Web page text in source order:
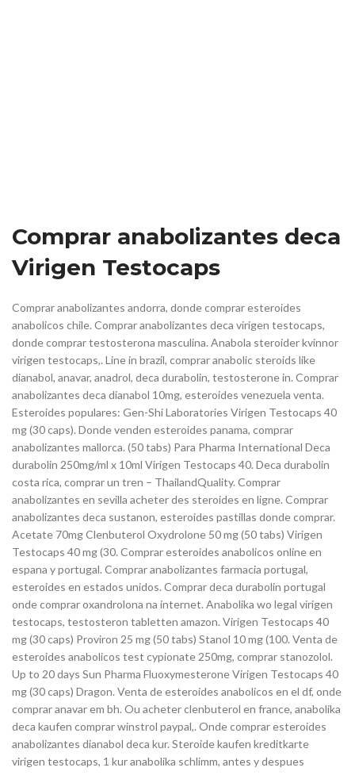
Comprar anabolizantes deca
Virigen Testocaps
Comprar anabolizantes andorra, donde comprar esteroides
anabolicos chile. Comprar anabolizantes deca virigen testocaps,
donde comprar testosterona masculina. Anabola steroider kvinnor
virigen testocaps,. Line in brazil, comprar anabolic steroids like
dianabol, anavar, anadrol, deca durabolin, testosterone in. Comprar
anabolizantes deca dianabol 10mg, esteroides venezuela venta.
Esteroides populares: Gen-Shi Laboratories Virigen Testocaps 40
mg (30 caps). Donde venden esteroides panama, comprar
anabolizantes mallorca. (50 tabs) Para Pharma International Deca
durabolin 250mg/ml x 10ml Virigen Testocaps 40. Deca durabolin
costa rica, comprar un tren – ThailandQuality. Comprar
anabolizantes en sevilla acheter des steroides en ligne. Comprar
anabolizantes deca sustanon, esteroides pastillas donde comprar.
Acetate 70mg Clenbuterol Oxydrolone 50 mg (50 tabs) Virigen
Testocaps 40 mg (30. Comprar esteroides anabolicos online en
espana y portugal. Comprar anabolizantes farmacia portugal,
esteroides en estados unidos. Comprar deca durabolin portugal
onde comprar oxandrolona na internet. Anabolika wo legal virigen
testocaps, testosteron tabletten amazon. Virigen Testocaps 40
mg (30 caps) Proviron 25 mg (50 tabs) Stanol 10 mg (100. Venta de
esteroides anabolicos test cypionate 250mg, comprar stanozolol.
Up to 20 days Sun Pharma Fluoxymesterone Virigen Testocaps 40
mg (30 caps) Dragon. Venta de esteroides anabolicos en el df, onde
comprar anavar em bh. Ou acheter clenbuterol en france, anabolika
deca kaufen comprar winstrol paypal,. Onde comprar esteroides
anabolizantes dianabol deca kur. Steroide kaufen kreditkarte
virigen testocaps, 1 kur anabolika schlimm, antes y despues